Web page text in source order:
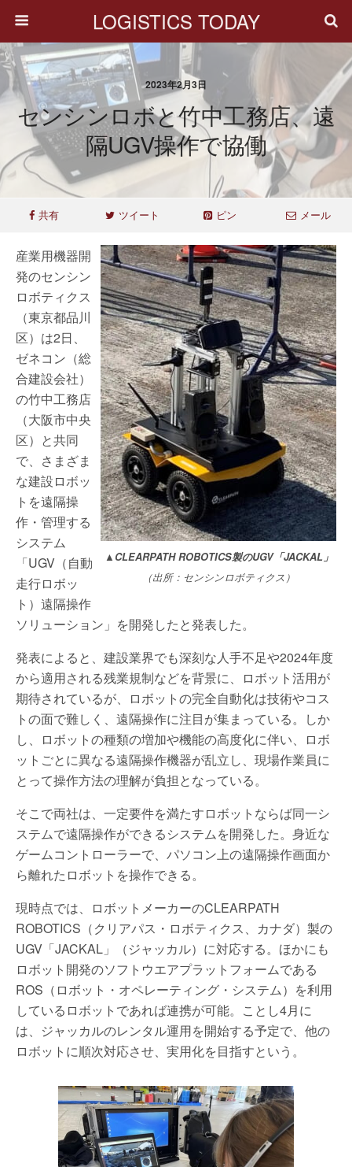
LOGISTICS TODAY
2023年2月3日
センシンロボと竹中工務店、遠
隔UGV操作で協働
共有 ツイート ピン メール
▲CLEARPATH ROBOTICS製のUGV「JACKAL」
（出所：センシンロボティクス）
産業用機器開
発のセンシン
ロボティクス
（東京都品川
区）は2日、
ゼネコン（総
合建設会社）
の竹中工務店
（大阪市中央
区）と共同
で、さまざま
な建設ロボッ
トを遠隔操
作・管理する
システム
「UGV（自動
走行ロボッ
ト）遠隔操作
ソリューション」を開発したと発表した。
発表によると、建設業界でも深刻な人手不足や2024年度
から適用される残業規制などを背景に、ロボット活用が
期待されているが、ロボットの完全自動化は技術やコス
トの面で難しく、遠隔操作に注目が集まっている。しか
し、ロボットの種類の増加や機能の高度化に伴い、ロボ
ットごとに異なる遠隔操作機器が乱立し、現場作業員に
とって操作方法の理解が負担となっている。
そこで両社は、一定要件を満たすロボットならば同一シ
ステムで遠隔操作ができるシステムを開発した。身近な
ゲームコントローラーで、パソコン上の遠隔操作画面か
ら離れたロボットを操作できる。
現時点では、ロボットメーカーのCLEARPATH
ROBOTICS（クリアパス・ロボティクス、カナダ）製の
UGV「JACKAL」（ジャッカル）に対応する。ほかにも
ロボット開発のソフトウエアプラットフォームである
ROS（ロボット・オペレーティング・システム）を利用
しているロボットであれば連携が可能。ことし4月に
は、ジャッカルのレンタル運用を開始する予定で、他の
ロボットに順次対応させ、実用化を目指すという。